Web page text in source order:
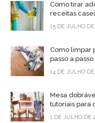
Como tirar
receitas
15 DE JULHO
Como limpar
passo a passo
14 DE JULHO
Mesa
tutoriais para
1 DE JULHO DE